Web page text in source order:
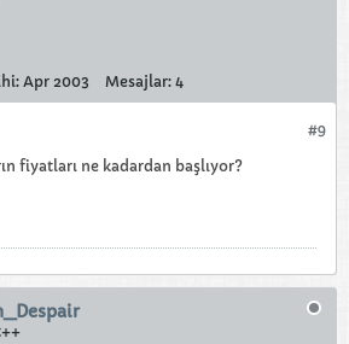
Apr 2003 Mesajlar: 4
#9
fiyatları ne kadardan başlıyor?